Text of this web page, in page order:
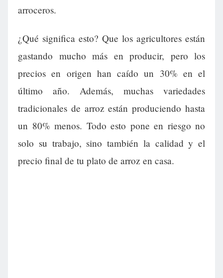
arroceros.
¿Qué significa esto? Que los agricultores están
gastando mucho más en producir, pero los
precios en origen han caído un 30% en el
último año. Además, muchas variedades
tradicionales de arroz están produciendo hasta
un 80% menos. Todo esto pone en riesgo no
solo su trabajo, sino también la calidad y el
precio final de tu plato de arroz en casa.